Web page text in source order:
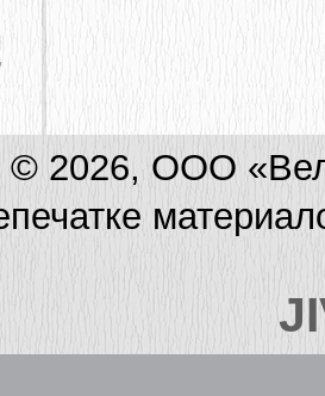
© 2026, ООО